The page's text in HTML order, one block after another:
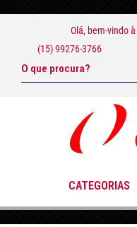
Olá, bem-vindo à
(15) 99276-3766
CATEGORIAS